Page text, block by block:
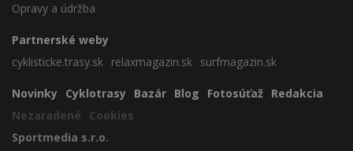
Opravy a údržba
Partnerské weby
cyklisticke.trasy.sk relaxmagazin.sk surfmagazin.sk
Novinky Cyklotrasy Bazár Blog Fotosúťaž Redakcia
Nezaradené
Cookies
Sportmedia s.r.o.